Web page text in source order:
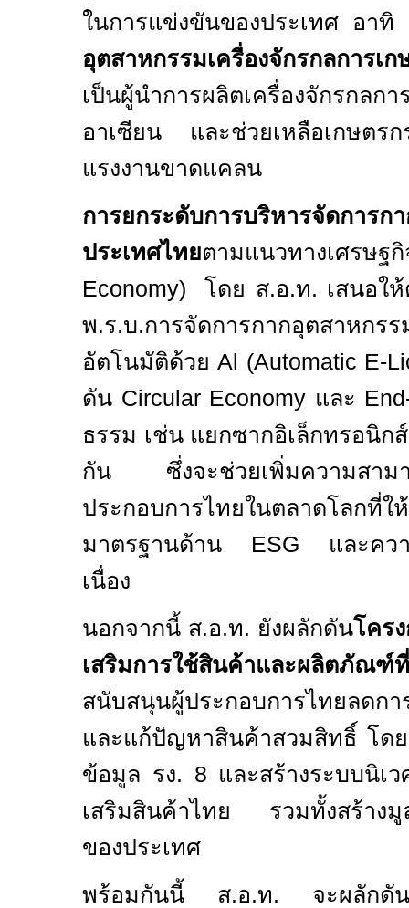
ในการแข่งขันของประเทศ อาทิ
อุตสาหกรรมเครื่องจักรกลการเก
เป็นผู้นำการผลิตเครื่องจักรกลก
อาเซียน และช่วยเหลือเกษต
แรงงานขาดแคลน
การยกระดับการบริหารจัดการก
ประเทศไทยตามแนวทางเศรษ
Economy)
โดย ส.อ.ท. เสนอใ
พ.ร.บ.การจัดการกากอุตสาห
อัตโนมัติด้วยAl (Automatic E-
ดัน Circular Economy และ
ธรรม เช่น แยกซากอิเล็กทรอนิก
กัน ซึ่งจะช่วยเพิ่มความสามา
ประกอบการไทยในตลาดโลกที่
มาตรฐานด้าน ESG และคว
เนื่อง
นอกจากนี้ ส.อ.ท. ยังผลักดันโคร
เสริมการใช้สินค้าและผลิตภัณฑ์
สนับสนุนผู้ประกอบการไทยลดกา
และแก้ปัญหาสินค้าสวมสิทธิ์ โด
ข้อมูล รง. 8 และสร้างระบบนิเ
เสริมสินค้าไทย รวมทั้งสร้างมู
ของประเทศ
พร้อมกันนี้ ส.อ.ท. จะผลักดัน